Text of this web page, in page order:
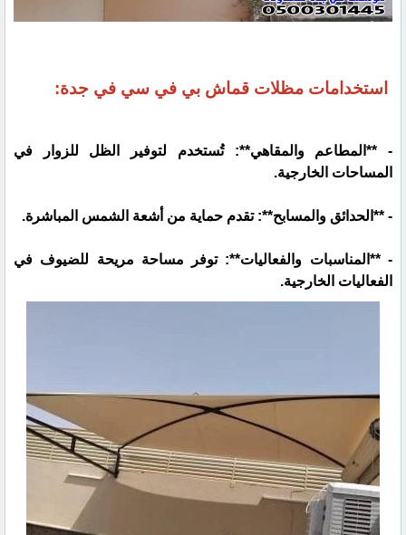
استخدامات مظلات قماش بي في سي في جدة:
- **المطاعم والمقاهي**: تُستخدم لتوفير الظل للزوار في
المساحات الخارجية.
- **الحدائق والمسابح**: تقدم حماية من أشعة الشمس المباشرة.
- **المناسبات والفعاليات**: توفر مساحة مريحة للضيوف في
الفعاليات الخارجية.